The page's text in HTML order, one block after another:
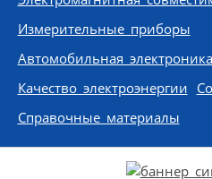
Измерительные приборы
Автомобильная электроника
Качество электроэнергии
Справочные материалы